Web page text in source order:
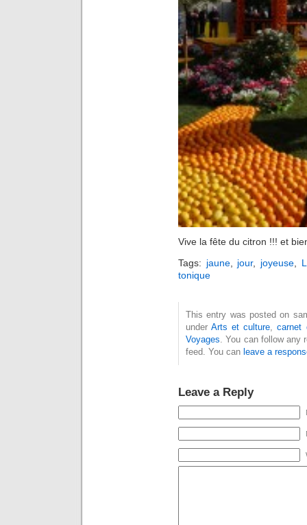
Vive la fête du citron !!! et
Tags: jaune, jour, joyeuse
tonique
This entry was posted on
underArts et culture ,carnet
Voyages . You can follow
feed. You can leave a
Leave a Reply